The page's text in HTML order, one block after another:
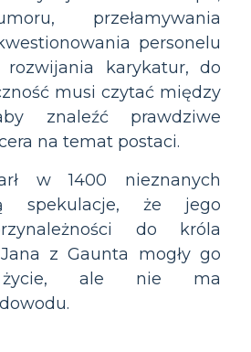
przełamywania
personelu
rozwijania karykatur, do
musi czytać między
znaleźć prawdziwe
na temat postaci.
w 1400 nieznanych
spekulacje, że jego
do króla
z Gaunta mogły go
życie, ale nie ma